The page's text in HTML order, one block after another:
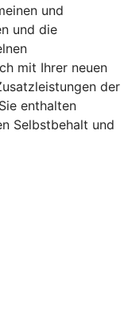
und
und die
mit Ihrer neuen
der
enthalten
Selbstbehalt und